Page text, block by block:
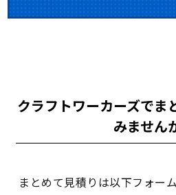
クラフトワーカーズでま
みません
まとめて見積りは以下フォー